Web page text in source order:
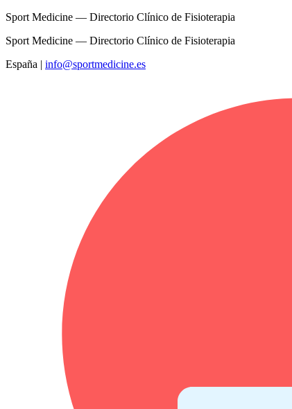
Sport Medicine — Directorio Clínico de Fisioterapia
Sport Medicine — Directorio Clínico de Fisioterapia
España | info@sportmedicine.es